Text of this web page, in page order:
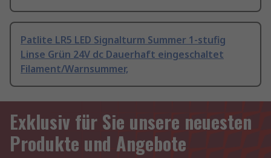
Patlite LR5 LED Signalturm Summer 1-stufig
Linse Grün 24V dc Dauerhaft eingeschaltet
Filament/Warnsummer,
Exklusiv für Sie unsere neuesten
Produkte und Angebote